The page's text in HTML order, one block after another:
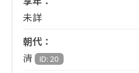
未詳
朝代：
清 ID: 20